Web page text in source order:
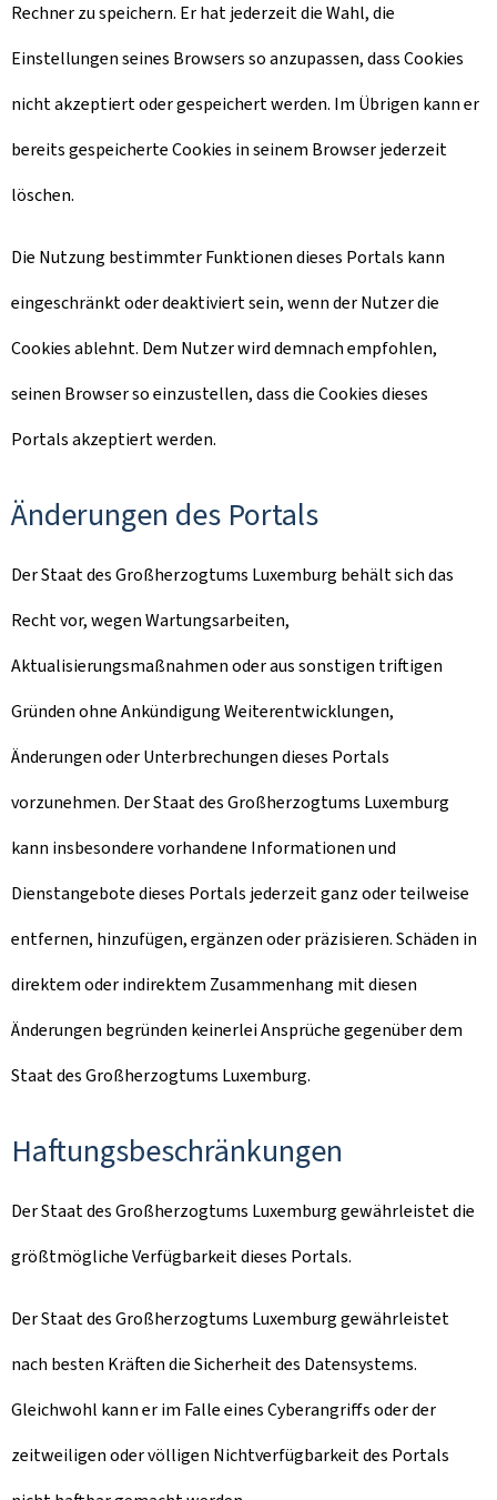
Rechner zu speichern. Er hat jederzeit die Wahl, die
Einstellungen seines Browsers so anzupassen, dass Cookies
nicht akzeptiert oder gespeichert werden. Im Übrigen kann er
bereits gespeicherte Cookies in seinem Browser jederzeit
löschen.
Die Nutzung bestimmter Funktionen dieses Portals kann
eingeschränkt oder deaktiviert sein, wenn der Nutzer die
Cookies ablehnt. Dem Nutzer wird demnach empfohlen,
seinen Browser so einzustellen, dass die Cookies dieses
Portals akzeptiert werden.
Änderungen des Portals
Der Staat des Großherzogtums Luxemburg behält sich das
Recht vor, wegen Wartungsarbeiten,
Aktualisierungsmaßnahmen oder aus sonstigen triftigen
Gründen ohne Ankündigung Weiterentwicklungen,
Änderungen oder Unterbrechungen dieses Portals
vorzunehmen. Der Staat des Großherzogtums Luxemburg
kann insbesondere vorhandene Informationen und
Dienstangebote dieses Portals jederzeit ganz oder teilweise
entfernen, hinzufügen, ergänzen oder präzisieren. Schäden in
direktem oder indirektem Zusammenhang mit diesen
Änderungen begründen keinerlei Ansprüche gegenüber dem
Staat des Großherzogtums Luxemburg.
Haftungsbeschränkungen
Der Staat des Großherzogtums Luxemburg gewährleistet die
größtmögliche Verfügbarkeit dieses Portals.
Der Staat des Großherzogtums Luxemburg gewährleistet
nach besten Kräften die Sicherheit des Datensystems.
Gleichwohl kann er im Falle eines Cyberangriffs oder der
zeitweiligen oder völligen Nichtverfügbarkeit des Portals